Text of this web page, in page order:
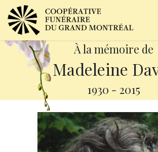
À la mémoire de
Madeleine
1930 - 2015